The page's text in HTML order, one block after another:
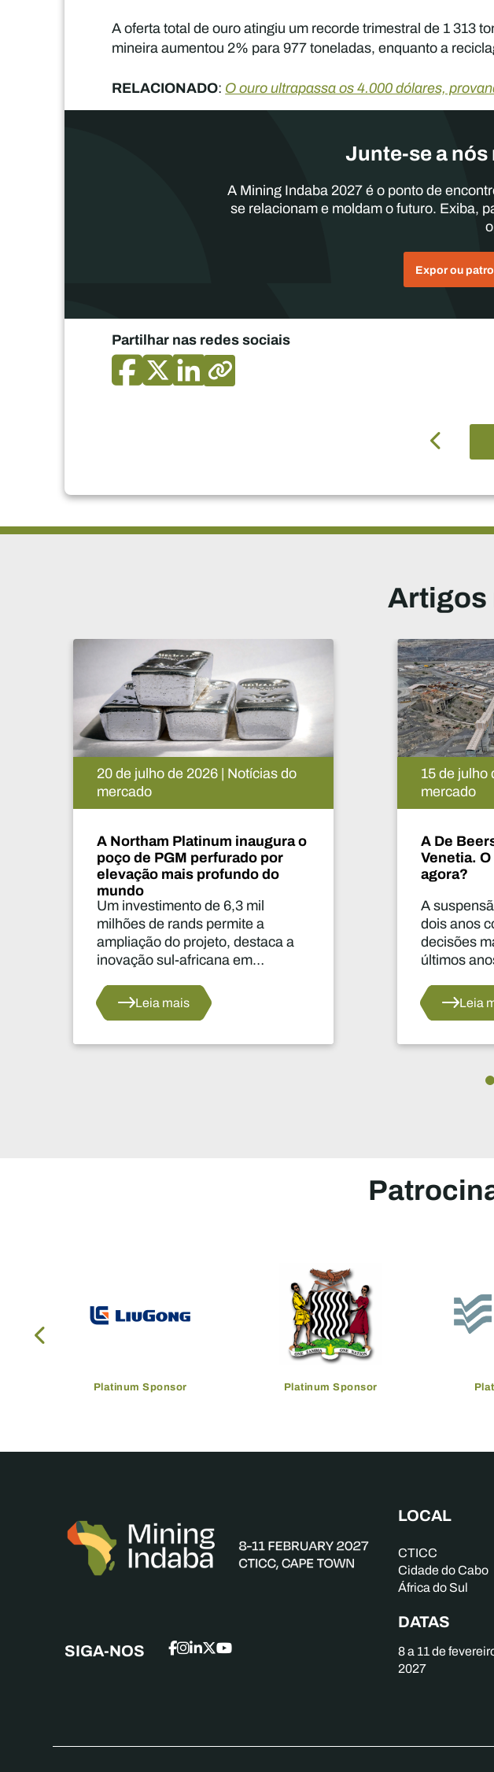
A oferta total de ouro atingiu um recorde trimestral de 1 313
mineira aumentou 2% para 977 toneladas, enquanto a
RELACIONADO: O ouro ultrapassa os 4.000 dólares,
Junte-se a
A Mining Indaba 2027 é o ponto de
se relacionam e moldam o futuro. Exiba,
Expor ou
Partilhar nas redes sociais
15 de julho de 2026 | Notícias do
mercado
A De Beers suspende o projeto
Venetia. O que vai acontecer
agora?
A suspensão da produção durante
dois anos constitui uma das
decisões mais significativas dos
últimos anos no que diz respeito
Leia mais
14
A
As
da
Platinum Sponsor Platinum Sponsor
LOCAL
CTICC
Cidade do Cabo
África do Sul
DATAS
8 a 11 de
2027
SIGA-NOS